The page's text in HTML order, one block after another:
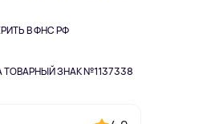
В ФНС РФ
ЗНАК №1137338